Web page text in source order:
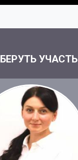
БЕРУТЬ УЧАСТЬ